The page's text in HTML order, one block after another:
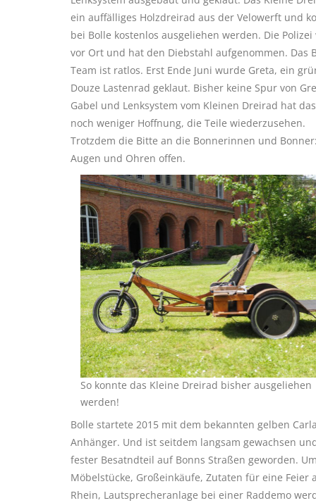
ein auffälliges Holzdreirad aus der Velowerft und
bei Bolle kostenlos ausgeliehen werden. Die Polizei
vor Ort und hat den Diebstahl aufgenommen. Das
Team ist ratlos. Erst Ende Juni wurde Greta, ein
Douze Lastenrad geklaut. Bisher keine Spur von
Gabel und Lenksystem vom Kleinen Dreirad hat
noch weniger Hoffnung, die Teile wiederzusehen.
Trotzdem die Bitte an die Bonnerinnen und
Augen und Ohren offen.
So konnte das Kleine Dreirad bisher ausgeliehen
werden!
Bolle startete 2015 mit dem bekannten gelben
Anhänger. Und ist seitdem langsam gewachsen
fester Besatndteil auf Bonns Straßen geworden.
Möbelstücke, Großeinkäufe, Zutaten für eine Feier
Rhein, Lautsprecheranlage bei einer Raddemo